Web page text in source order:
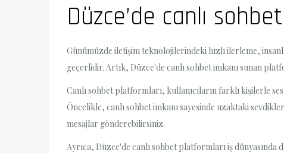
Düzce’de canlı
Günümüzde iletişim teknolojilerindeki hızlı ilerleme,
geçerlidir. Artık, Düzce'de canlı sohbet imkanı sunan
Canlı sohbet platformları, kullanıcıların farklı kişilerle
Öncelikle, canlı sohbet imkanı sayesinde uzaktaki
mesajlar gönderebilirsiniz.
Ayrıca, Düzce'de canlı sohbet platformları iş